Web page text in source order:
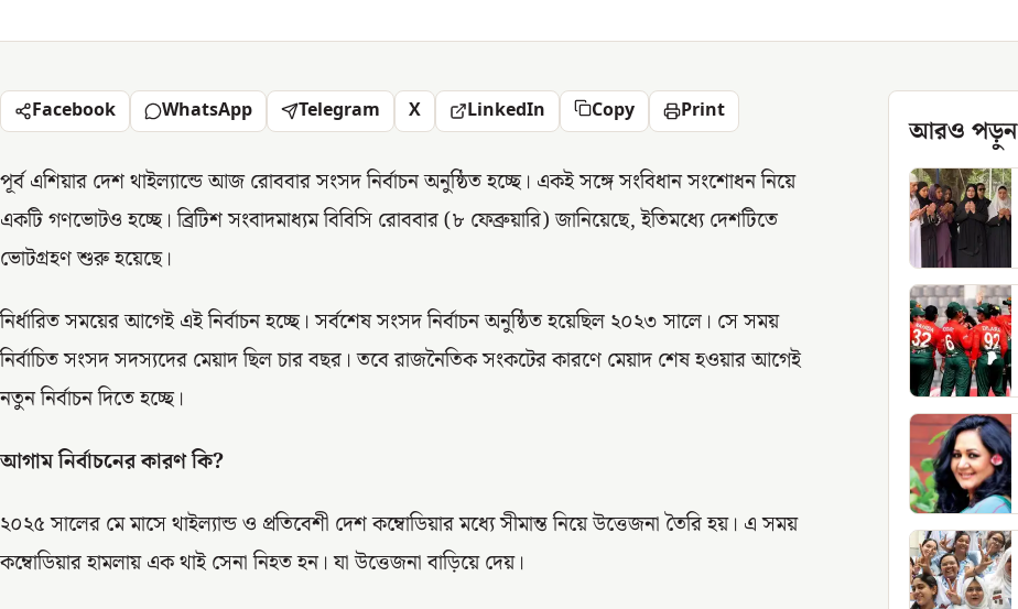
Facebook WhatsApp Telegram X LinkedIn Copy Print
পূর্ব এশিয়ার দেশ থাইল্যান্ডে আজ রোববার সংসদ নির্বাচন অনুষ্ঠিত হচ্ছে। একই সঙ্গে সংবিধান সংশোধন নিয়ে
একটি গণভোটও হচ্ছে। ব্রিটিশ সংবাদমাধ্যম বিবিসি রোববার (৮ ফেব্রুয়ারি) জানিয়েছে, ইতিমধ্যে দেশটিতে
ভোটগ্রহণ শুরু হয়েছে।
নির্ধারিত সময়ের আগেই এই নির্বাচন হচ্ছে। সর্বশেষ সংসদ নির্বাচন অনুষ্ঠিত হয়েছিল ২০২৩ সালে। সে সময়
নির্বাচিত সংসদ সদস্যদের মেয়াদ ছিল চার বছর। তবে রাজনৈতিক সংকটের কারণে মেয়াদ শেষ হওয়ার আগেই
নতুন নির্বাচন দিতে হচ্ছে।
আগাম নির্বাচনের কারণ কি?
২০২৫ সালের মে মাসে থাইল্যান্ড ও প্রতিবেশী দেশ কম্বোডিয়ার মধ্যে সীমান্ত নিয়ে উত্তেজনা তৈরি হয়। এ সময়
কম্বোডিয়ার হামলায় এক থাই সেনা নিহত হন। যা উত্তেজনা বাড়িয়ে দেয়।
আরও পড়ুন